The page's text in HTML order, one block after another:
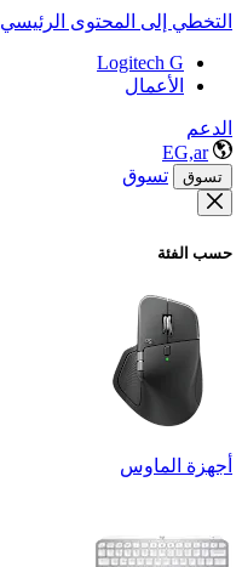
التخطي إلى المحتوى الرئيسي
Logitech G
الأعمال
الدعم
EG,ar
تسوق تسوق
حسب الفئة
أجهزة الماوس